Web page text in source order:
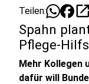
Teilen: open_in_new
Spahn
Pflege-
Mehr Kollegen
dafür will